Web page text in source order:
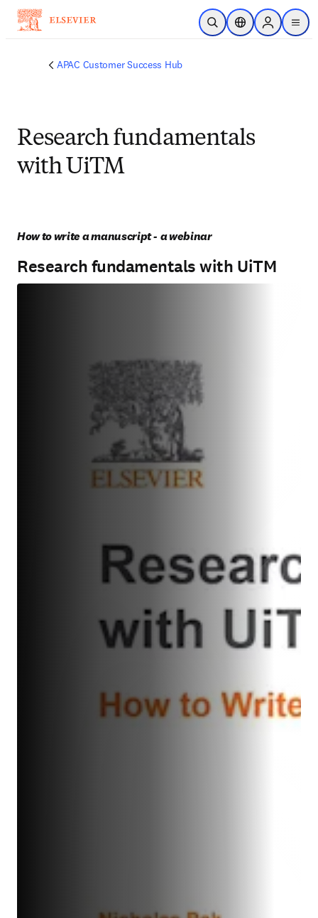
跳转到主内容
开放搜索位置选择器Sign in to
menu
APAC Customer Success Hub
Research fundamentals
with UiTM
How to write a manuscript -  a webinar
Research fundamentals with UiTM